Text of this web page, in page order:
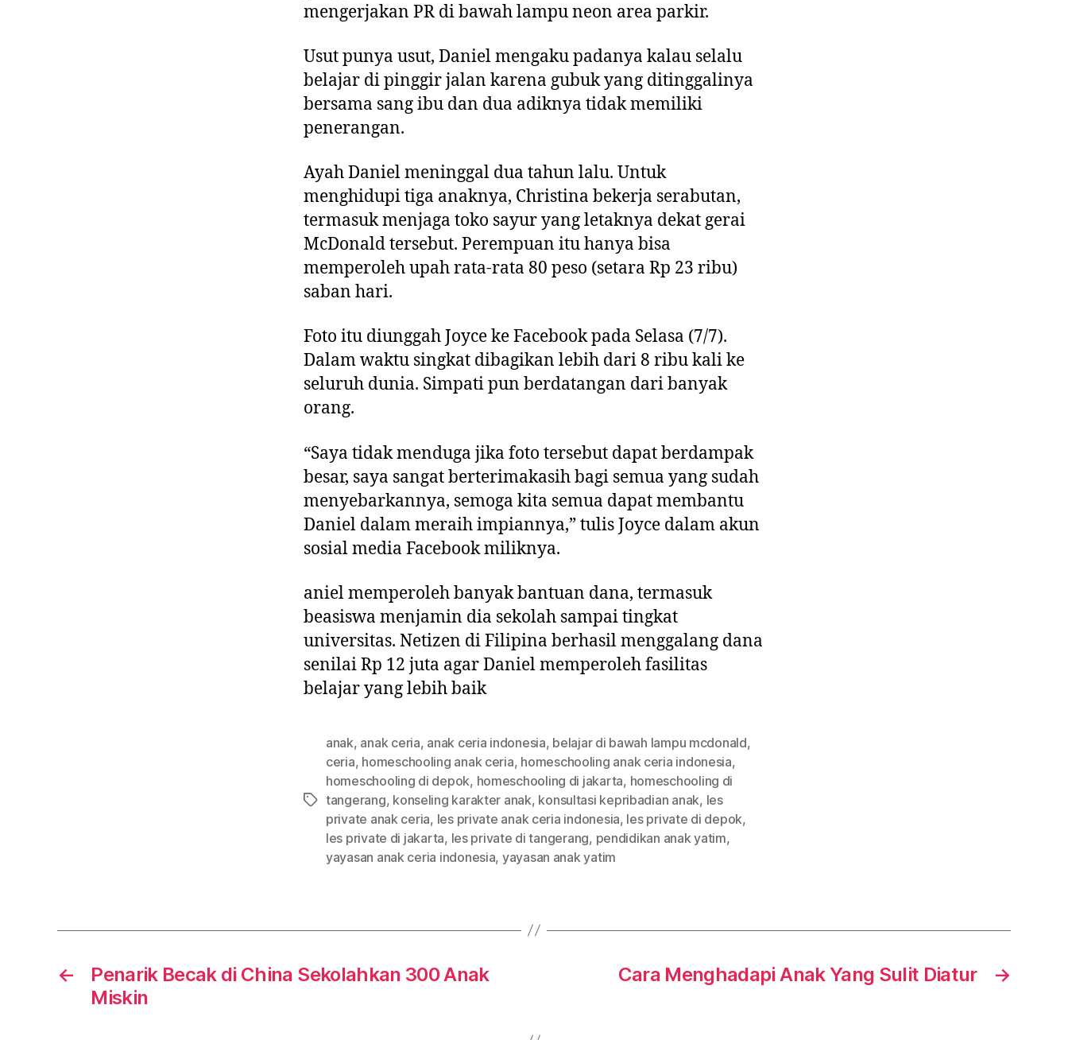
mengerjakan PR di bawah lampu neon area parkir.
Usut punya usut, Daniel mengaku padanya kalau selalu
belajar di pinggir jalan karena gubuk yang ditinggalinya
bersama sang ibu dan dua adiknya tidak memiliki
penerangan.
Ayah Daniel meninggal dua tahun lalu. Untuk
menghidupi tiga anaknya, Christina bekerja serabutan,
termasuk menjaga toko sayur yang letaknya dekat gerai
McDonald tersebut. Perempuan itu hanya bisa
memperoleh upah rata-rata 80 peso (setara Rp 23 ribu)
saban hari.
Foto itu diunggah Joyce ke Facebook pada Selasa (7/7).
Dalam waktu singkat dibagikan lebih dari 8 ribu kali ke
seluruh dunia. Simpati pun berdatangan dari banyak
orang.
“Saya tidak menduga jika foto tersebut dapat berdampak
besar, saya sangat berterimakasih bagi semua yang sudah
menyebarkannya, semoga kita semua dapat membantu
Daniel dalam meraih impiannya,” tulis Joyce dalam akun
sosial media Facebook miliknya.
aniel memperoleh banyak bantuan dana, termasuk
beasiswa menjamin dia sekolah sampai tingkat
universitas. Netizen di Filipina berhasil menggalang dana
senilai Rp 12 juta agar Daniel memperoleh fasilitas
belajar yang lebih baik
Tags
anak, anak ceria, anak ceria indonesia, belajar di bawah lampu mcdonald,
ceria, homeschooling anak ceria, homeschooling anak ceria indonesia,
homeschooling di depok, homeschooling di jakarta, homeschooling di
tangerang, konseling karakter anak, konsultasi kepribadian anak, les
private anak ceria, les private anak ceria indonesia, les private di depok,
les private di jakarta, les private di tangerang, pendidikan anak yatim,
yayasan anak ceria indonesia, yayasan anak yatim
←
Penarik Becak di China Sekolahkan 300 Anak
Miskin
→
Cara Menghadapi Anak Yang Sulit Diatur